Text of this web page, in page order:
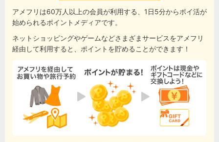
アメフリは60万人以上の会員が利用する、1日5分からポイ活が
始められるポイントメディアです。
ネットショッピングやゲームなどさまざまサービスをアメフリ
経由して利用すると、ポイントを貯めることができます！